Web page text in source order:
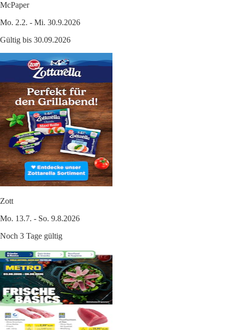
McPaper
Mo. 2.2. - Mi. 30.9.2026
Gültig bis 30.09.2026
Zott
Mo. 13.7. - So. 9.8.2026
Noch 3 Tage gültig